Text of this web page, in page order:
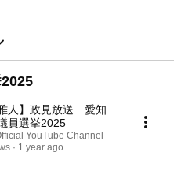
雅人】政見放送 愛知
員選挙2025
YouTube Channel
1 year ago